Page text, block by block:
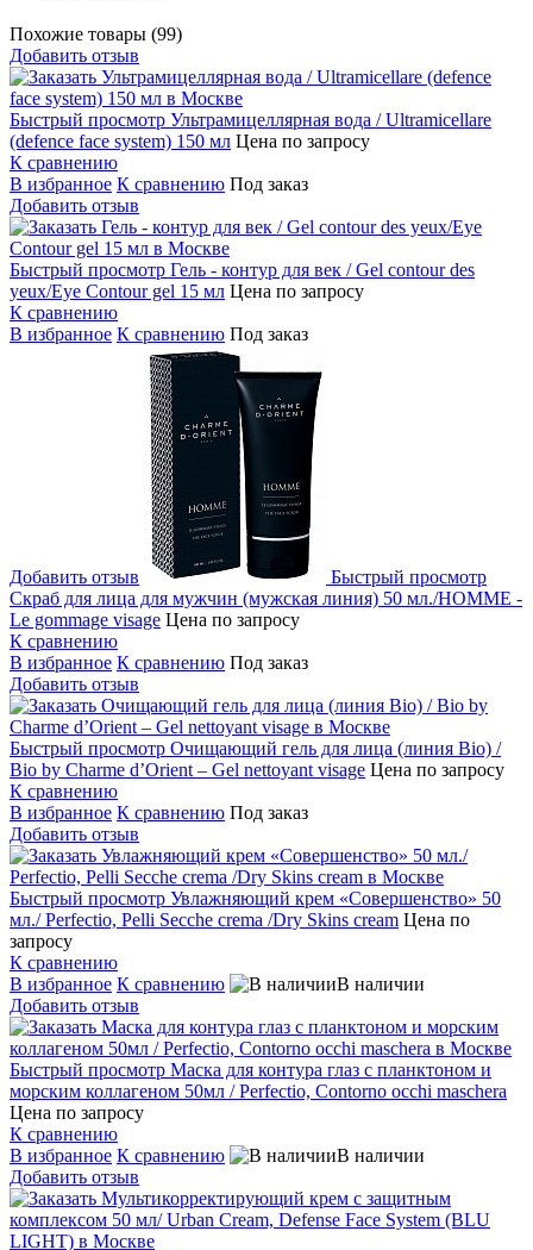
Похожие товары (99)
Добавить отзыв
Быстрый просмотр Ультрамицеллярная вода / Ultramicellare
(defence face system) 150 мл Цена по запросу
К сравнению
В избранное К сравнению Под заказ
Добавить отзыв
Быстрый просмотр Гель - контур для век / Gel contour des
yeux/Eye Contour gel 15 мл Цена по запросу
К сравнению
В избранное К сравнению Под заказ
Добавить отзыв
Быстрый просмотр
Скраб для лица для мужчин (мужская линия) 50 мл./HOMME -
Le gommage visage Цена по запросу
К сравнению
В избранное К сравнению Под заказ
Добавить отзыв
Быстрый просмотр Очищающий гель для лица (линия Bio) /
Bio by Charme d’Orient – Gel nettoyant visage Цена по запросу
К сравнению
В избранное К сравнению Под заказ
Добавить отзыв
Быстрый просмотр Увлажняющий крем «Совершенство» 50
мл./ Perfectio, Pelli Secche crema /Dry Skins cream Цена по
запросу
К сравнению
В избранное К сравнению
В наличии
Добавить отзыв
Быстрый просмотр Маска для контура глаз с планктоном и
морским коллагеном 50мл / Perfectio, Contorno occhi maschera
Цена по запросу
К сравнению
В избранное К сравнению
В наличии
Добавить отзыв